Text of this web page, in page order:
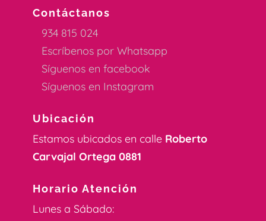
Contáctanos
934 815 024
Escríbenos por Whatsapp
Síguenos en facebook
Síguenos en Instagram
Ubicación
Estamos ubicados en calle Roberto
Carvajal Ortega 0881
Horario Atención
Lunes a Sábado: